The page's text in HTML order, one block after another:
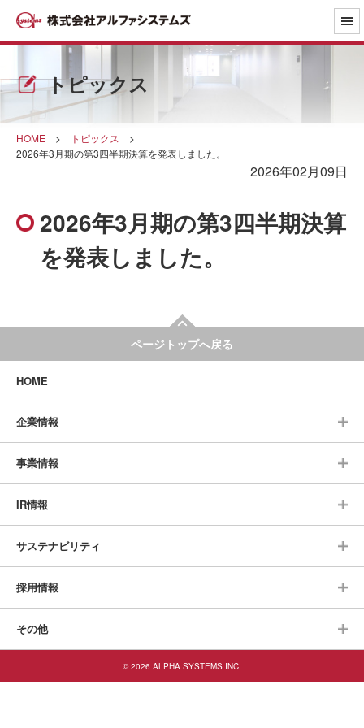
トピックス
HOME > トピックス
>
2026年3月期の第3四半期決算を発表しました。
2026年02月09日
2026年3月期の第3四半期決算
を発表しました。
ページトップへ戻る
HOME
企業情報
事業情報
IR情報
サステナビリティ
採用情報
その他
© 2026 ALPHA SYSTEMS INC.